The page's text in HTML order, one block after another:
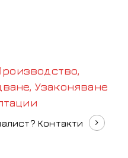
Узаконяване
Контакти